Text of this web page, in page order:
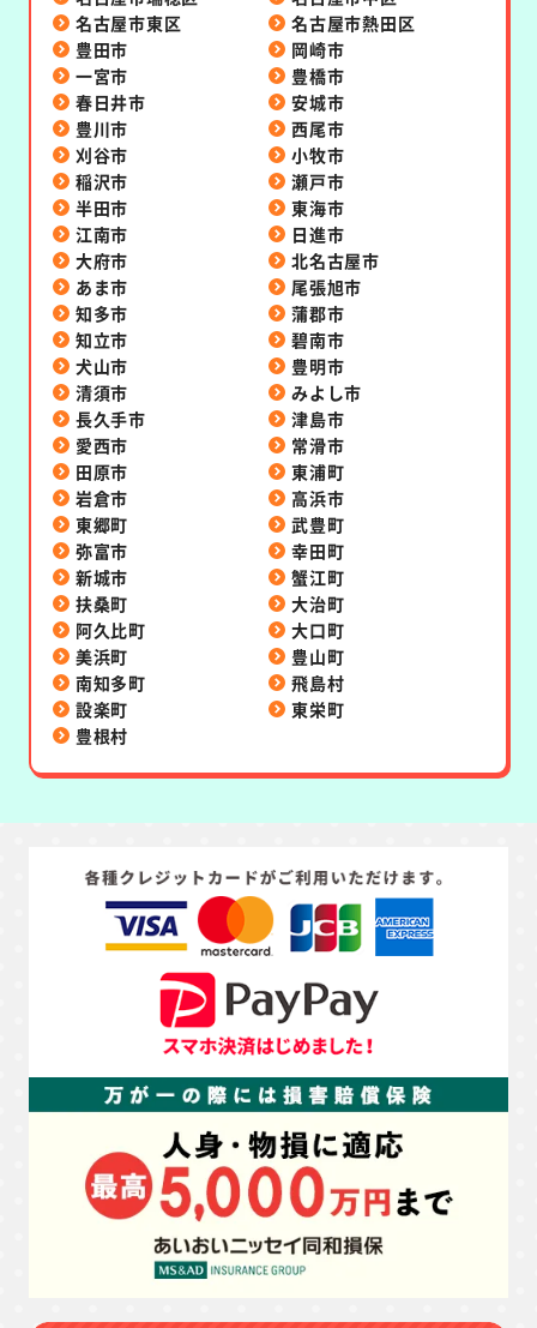
名古屋市東区
名古屋市熱田区
豊田市
岡崎市
一宮市
豊橋市
春日井市
安城市
豊川市
西尾市
刈谷市
小牧市
稲沢市
瀬戸市
半田市
東海市
江南市
日進市
大府市
北名古屋市
あま市
尾張旭市
知多市
蒲郡市
知立市
碧南市
犬山市
豊明市
清須市
みよし市
長久手市
津島市
愛西市
常滑市
田原市
東浦町
岩倉市
高浜市
東郷町
武豊町
弥富市
幸田町
新城市
蟹江町
扶桑町
大治町
阿久比町
大口町
美浜町
豊山町
南知多町
飛島村
設楽町
東栄町
豊根村